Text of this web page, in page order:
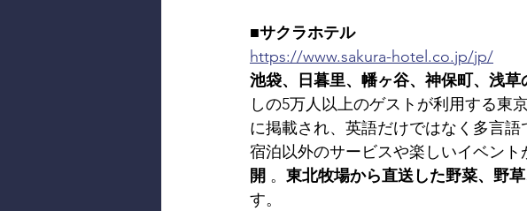
■サクラホテル
https://www.sakura-hotel.co.jp/jp/
池袋、日暮里、幡ヶ谷、神保町、浅草
しの5万人以上のゲストが利用する東
に掲載され、英語だけではなく多言
宿泊以外のサービスや楽しいイベント
開 。 東北牧場から直送した野菜、野
す。